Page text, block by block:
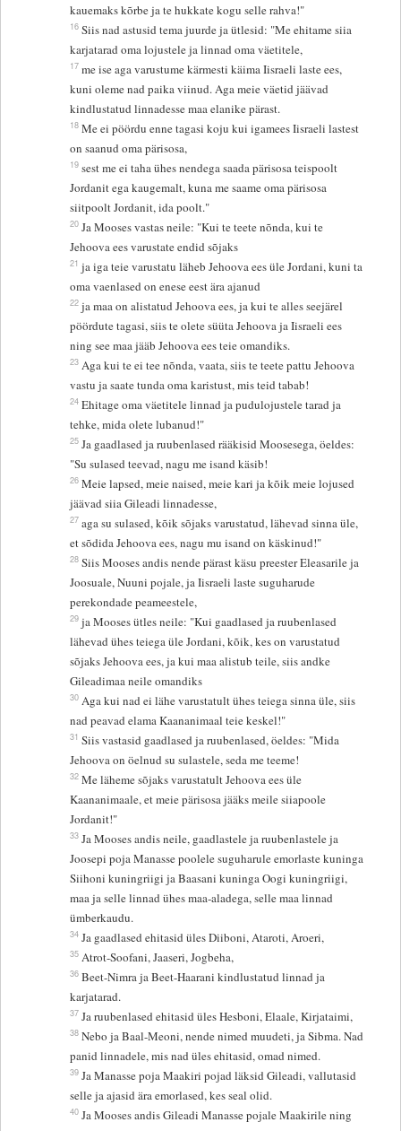
kauemaks kõrbe ja te hukkate kogu selle rahva!"
16 Siis nad astusid tema juurde ja ütlesid: "Me ehitame siia
karjatarad oma lojustele ja linnad oma väetitele,
17 me ise aga varustume kärmesti käima Iisraeli laste ees,
kuni oleme nad paika viinud. Aga meie väetid jäävad
kindlustatud linnadesse maa elanike pärast.
18 Me ei pöördu enne tagasi koju kui igamees Iisraeli lastest
on saanud oma pärisosa,
19 sest me ei taha ühes nendega saada pärisosa teispoolt
Jordanit ega kaugemalt, kuna me saame oma pärisosa
siitpoolt Jordanit, ida poolt."
20 Ja Mooses vastas neile: "Kui te teete nõnda, kui te
Jehoova ees varustate endid sõjaks
21 ja iga teie varustatu läheb Jehoova ees üle Jordani, kuni ta
oma vaenlased on enese eest ära ajanud
22 ja maa on alistatud Jehoova ees, ja kui te alles seejärel
pöördute tagasi, siis te olete süüta Jehoova ja Iisraeli ees
ning see maa jääb Jehoova ees teie omandiks.
23 Aga kui te ei tee nõnda, vaata, siis te teete pattu Jehoova
vastu ja saate tunda oma karistust, mis teid tabab!
24 Ehitage oma väetitele linnad ja pudulojustele tarad ja
tehke, mida olete lubanud!"
25 Ja gaadlased ja ruubenlased rääkisid Moosesega, öeldes:
"Su sulased teevad, nagu me isand käsib!
26 Meie lapsed, meie naised, meie kari ja kõik meie lojused
jäävad siia Gileadi linnadesse,
27 aga su sulased, kõik sõjaks varustatud, lähevad sinna üle,
et sõdida Jehoova ees, nagu mu isand on käskinud!"
28 Siis Mooses andis nende pärast käsu preester Eleasarile ja
Joosuale, Nuuni pojale, ja Iisraeli laste suguharude
perekondade peameestele,
29 ja Mooses ütles neile: "Kui gaadlased ja ruubenlased
lähevad ühes teiega üle Jordani, kõik, kes on varustatud
sõjaks Jehoova ees, ja kui maa alistub teile, siis andke
Gileadimaa neile omandiks
30 Aga kui nad ei lähe varustatult ühes teiega sinna üle, siis
nad peavad elama Kaananimaal teie keskel!"
31 Siis vastasid gaadlased ja ruubenlased, öeldes: "Mida
Jehoova on öelnud su sulastele, seda me teeme!
32 Me läheme sõjaks varustatult Jehoova ees üle
Kaananimaale, et meie pärisosa jääks meile siiapoole
Jordanit!"
33 Ja Mooses andis neile, gaadlastele ja ruubenlastele ja
Joosepi poja Manasse poolele suguharule emorlaste kuninga
Siihoni kuningriigi ja Baasani kuninga Oogi kuningriigi,
maa ja selle linnad ühes maa-aladega, selle maa linnad
ümberkaudu.
34 Ja gaadlased ehitasid üles Diiboni, Ataroti, Aroeri,
35 Atrot-Soofani, Jaaseri, Jogbeha,
36 Beet-Nimra ja Beet-Haarani kindlustatud linnad ja
karjatarad.
37 Ja ruubenlased ehitasid üles Hesboni, Elaale, Kirjataimi,
38 Nebo ja Baal-Meoni, nende nimed muudeti, ja Sibma. Nad
panid linnadele, mis nad üles ehitasid, omad nimed.
39 Ja Manasse poja Maakiri pojad läksid Gileadi, vallutasid
selle ja ajasid ära emorlased, kes seal olid.
40 Ja Mooses andis Gileadi Manasse pojale Maakirile ning